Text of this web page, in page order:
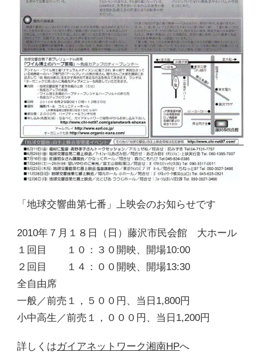
「地球交響曲第七番」上映会のお知らせです
2010年７月１８日（日）藤沢市民会館 大ホール
１回目 １０：３０開映、開場10:00
２回目 １４：００開映、開場13:30
全自由席
一般／前売１，５００円、当日1,800円
小中高生／前売１，０００円、当日1,200円
詳しくはガイアネットワーク湘南HPへ